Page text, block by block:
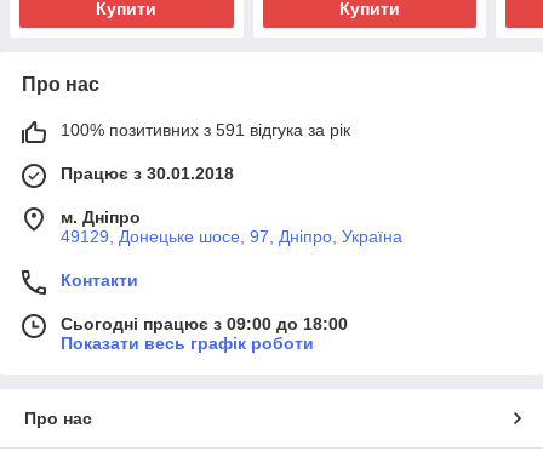
Купити Купити
Про нас
100% позитивних з 591 відгука за рік
Працює з 30.01.2018
м. Дніпро
49129, Донецьке шосе, 97, Дніпро, Україна
Контакти
Сьогодні працює з 09:00 до 18:00
Показати весь графік роботи
Про нас